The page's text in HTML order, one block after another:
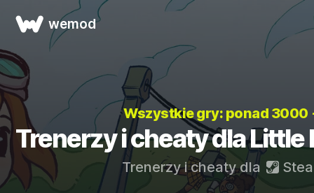
wemod
Wszystkie gry: ponad 3000
Trenerzy i cheaty dla Little
Trenerzy i cheaty dla